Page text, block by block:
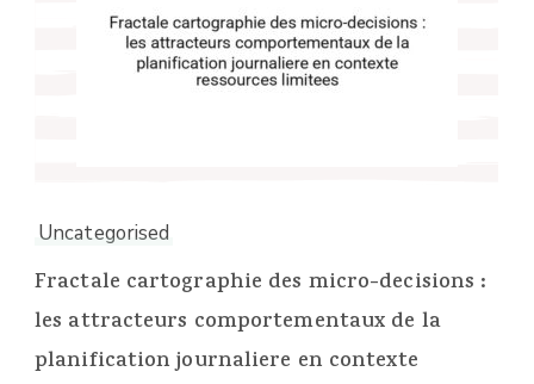
Uncategorised
Fractale cartographie des micro-decisions :
les attracteurs comportementaux de la
planification journaliere en contexte